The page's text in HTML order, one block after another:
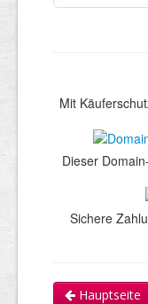
Mit
Dieser
Sichere
Hauptseite